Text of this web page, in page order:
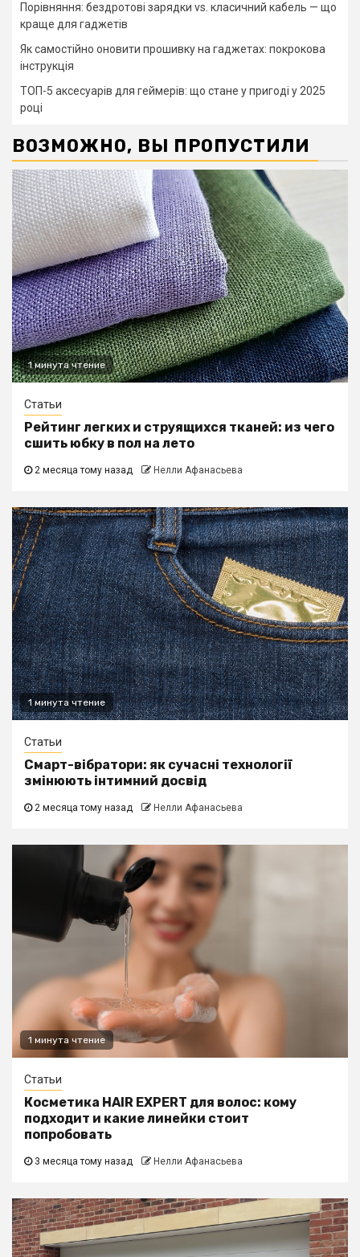
Порівняння: бездротові зарядки vs. класичний кабель — що
краще для гаджетів
Як самостійно оновити прошивку на гаджетах: покрокова
інструкція
ТОП-5 аксесуарів для геймерів: що стане у пригоді у 2025
році
ВОЗМОЖНО, ВЫ ПРОПУСТИЛИ
1 минута чтение
Статьи
Рейтинг легких и струящихся тканей: из чего
сшить юбку в пол на лето
2 месяца тому назад Нелли Афанасьева
1 минута чтение
Статьи
Смарт-вібратори: як сучасні технології
змінюють інтимний досвід
2 месяца тому назад Нелли Афанасьева
1 минута чтение
Статьи
Косметика HAIR EXPERT для волос: кому
подходит и какие линейки стоит
попробовать
3 месяца тому назад Нелли Афанасьева